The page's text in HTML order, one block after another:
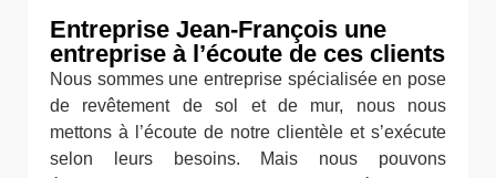
Entreprise Jean-François une
entreprise à l’écoute de ces clients
Nous sommes une entreprise spécialisée en pose
de revêtement de sol et de mur, nous nous
mettons à l’écoute de notre clientèle et s’exécute
selon leurs besoins. Mais nous pouvons